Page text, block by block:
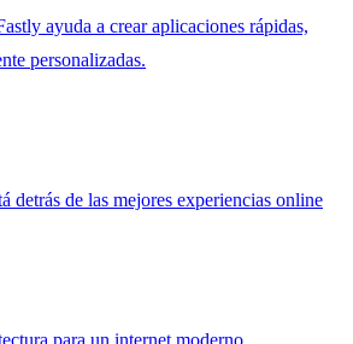
ayuda a crear aplicaciones rápidas,
personalizadas.
detrás de las mejores experiencias online
para un internet moderno